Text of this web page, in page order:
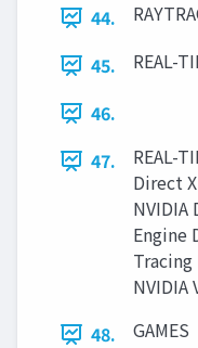
44.
45.
REAL-
46.
47.
REAL-
Direct
NVIDIA
Engine
Tracing
NVIDIA
48.
GAMES